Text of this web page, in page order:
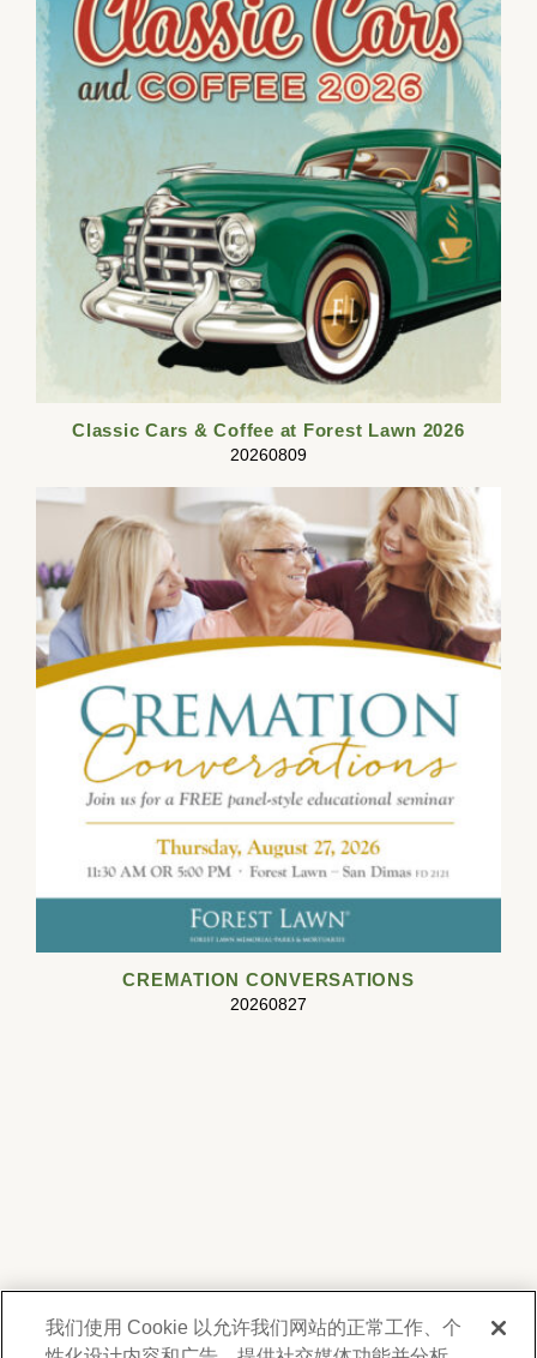
Classic Cars & Coffee at Forest Lawn 2026
20260809
CREMATION CONVERSATIONS
20260827
我们使用 Cookie 以允许我们网站的正常工作、个